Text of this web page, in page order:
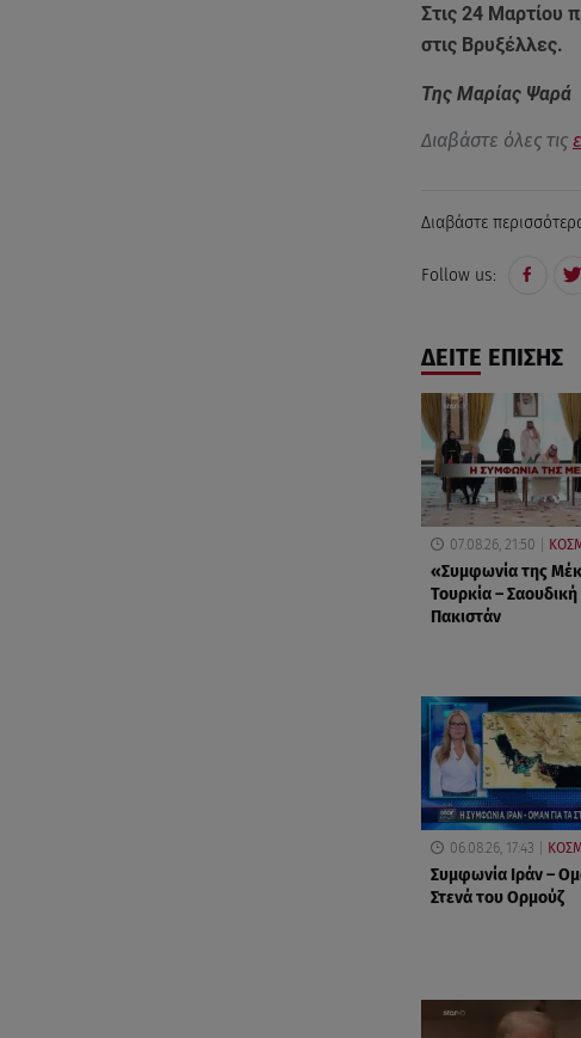
Στις 24 Μαρτίου
στις Βρυξέλλες.
Της Μαρίας Ψαρά
Διαβάστε όλες τις
Διαβάστε
Follow us:
ΔΕΙΤΕ ΕΠΙΣΗΣ
07.08.26, 21:50
«Συμφωνία της
Τουρκία –
Πακιστάν
06.08.26, 17:43
Συμφωνία Ιράν –
Στενά του Ορμούζ